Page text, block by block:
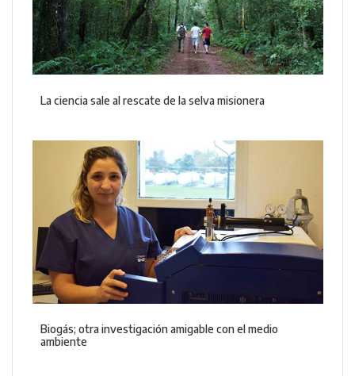
La ciencia sale al rescate de la selva misionera
Biogás; otra investigación amigable con el medio
ambiente